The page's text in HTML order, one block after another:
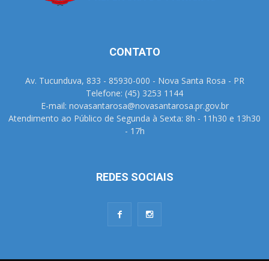
CONTATO
Av. Tucunduva, 833 - 85930-000 - Nova Santa Rosa - PR
Telefone: (45) 3253 1144
E-mail: novasantarosa@novasantarosa.pr.gov.br
Atendimento ao Público de Segunda à Sexta: 8h - 11h30 e 13h30
- 17h
REDES SOCIAIS